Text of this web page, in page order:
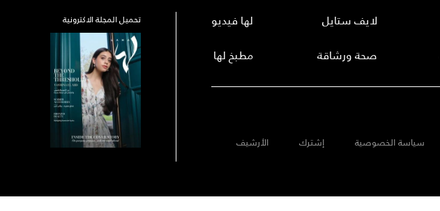
لايف ستايل
صحة ورشاقة
لها فيديو
مطبخ لها
سياسة الخصوصية إشترك الأرشيف
تحميل المجلة الاكترونية